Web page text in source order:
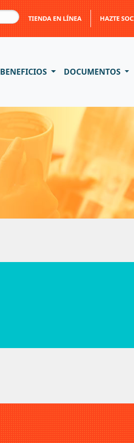
TIENDA EN LÍNEA HAZTE
BENEFICIOS DOCUMENTOS